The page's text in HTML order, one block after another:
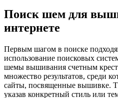
Поиск шем для
интернете
Первым шагом в поиске
использование поисковых
шемы вышивания счетным
множество результатов, среди
сайты, посвященные вышивке.
указав конкретный стиль или